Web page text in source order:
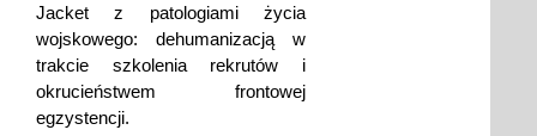
Jacket z patologiami życia
wojskowego: dehumanizacją w
trakcie szkolenia rekrutów i
okrucieństwem frontowej
egzystencji.